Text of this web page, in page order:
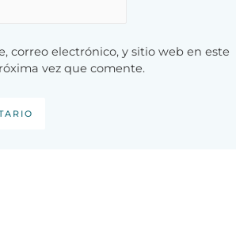
correo electrónico, y sitio web en este
vez que comente.